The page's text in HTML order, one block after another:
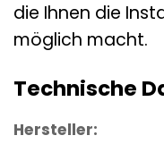
die Ihnen die
möglich macht.
Technische
Hersteller: